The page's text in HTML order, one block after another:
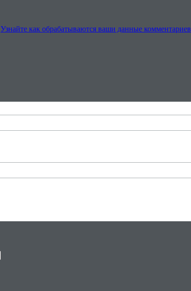
Узнайте как обрабатываются ваши данные комментариев